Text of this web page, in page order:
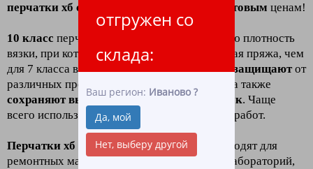
отгружен со
склада:
Ваш регион: Иваново ?
Да, мой
Нет, выберу другой
перчатки хб с пвх 10 класс (3 нити)
оптовым ценам!
10 класс перчаток хб
повышенную плотность
вязки, при которой используется более тонкая пряжа, чем
для 7 класса вязки. Такие перчатки отличнозащищаютот
различных производственных загрязнений, а также
сохраняют высокую чувствительность рук. Чаще
всего используются для проведения тонких работ.
Перчатки хб с пвх 10 классаотлично подходят для
ремонтных мастерских, сборочные цехов, лабораторий,